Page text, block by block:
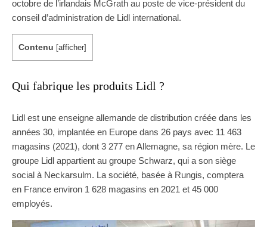
octobre de l’irlandais McGrath au poste de vice-président du
conseil d’administration de Lidl international.
Contenu [afficher]
Qui fabrique les produits Lidl ?
Lidl est une enseigne allemande de distribution créée dans les
années 30, implantée en Europe dans 26 pays avec 11 463
magasins (2021), dont 3 277 en Allemagne, sa région mère. Le
groupe Lidl appartient au groupe Schwarz, qui a son siège
social à Neckarsulm. La société, basée à Rungis, comptera
en France environ 1 628 magasins en 2021 et 45 000
employés.